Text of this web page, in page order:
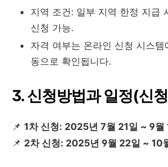
지역 조건: 일부 지역 한정 지급
신청 가능.
자격 여부는 온라인 신청 시스
동으로 확인됩니다.
3. 신청방법과 일정(신
📌 1차 신청: 2025년 7월 21일 ~ 9월
📌 2차 신청: 2025년 9월 22일 ~ 10